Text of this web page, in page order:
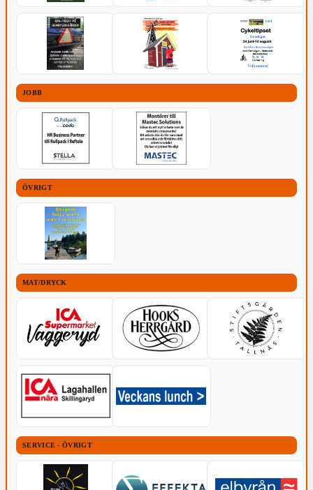
JOBB
ÖVRIGT
MAT/DRYCK
SERVICE - ÖVRIGT